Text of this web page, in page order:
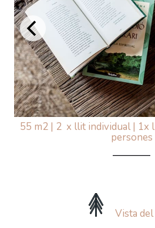
55 m2 | 2 x llit individual | 1x
persones
Vista